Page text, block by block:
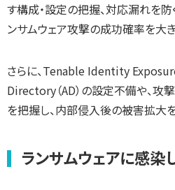
す構成・設定の把握、対応漏れを
ンサムウェア攻撃の成功確率を大
さらに、Tenable Identity
Directory（AD）の設定不備や、攻
を把握し、内部侵入後の被害拡大
ランサムウェアに感